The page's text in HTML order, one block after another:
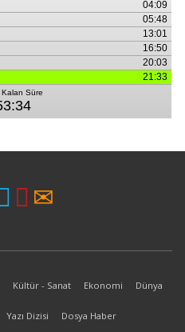
Kültür - Sanat Ekonomi Dünya
Yazı Dizisi Dosya Haber